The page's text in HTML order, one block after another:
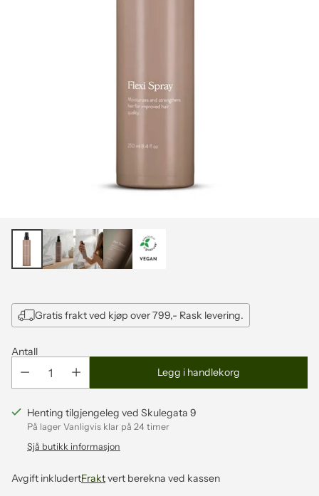
Gratis frakt ved kjøp over 799,- Rask levering.
Antall
Legg i handlekorg
Henting tilgjengeleg ved Skulegata 9
På lager Vanligvis klar på 24 timer
Sjå butikk informasjon
Avgift inkludertFraktvert berekna ved kassen